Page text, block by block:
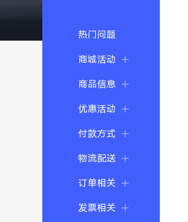
热门问题
商城活动
商品信息
优惠活动
付款方式
物流配送
订单相关
发票相关